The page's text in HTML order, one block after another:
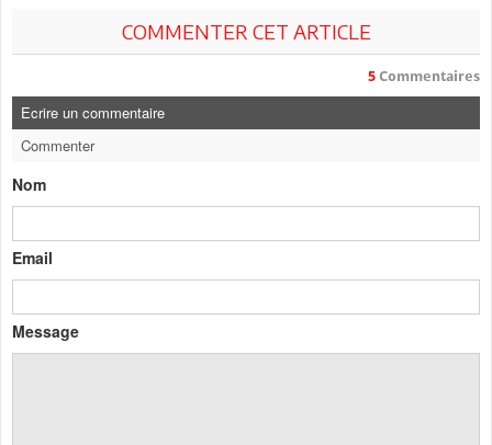
COMMENTER CET ARTICLE
5 Commentaires
Ecrire un commentaire
Commenter
Nom
Email
Message